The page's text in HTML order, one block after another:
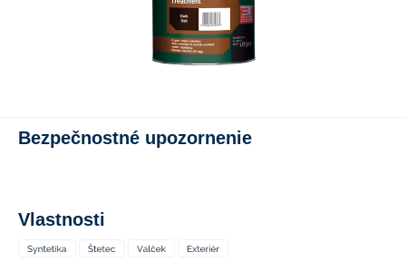
Bezpečnostné upozornenie
Vlastnosti